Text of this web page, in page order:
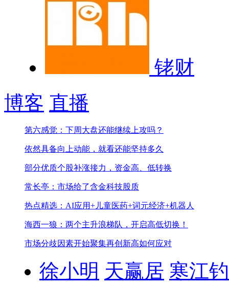
铑财
博客 直播
第六感觉：下周大盘还能继续上攻吗？
依然具备向上动能，就看还能坚持多久
部分优质个股补涨接力，资金高、低转换
常长亭：市场给了含金科技股质
热点精选：AI应用+儿童医药+词元经济+机器人
海西一狼：两个主升浪梯队，开启高低切换！
市场分歧因素开始聚集再创新高如何应对
徐小明 天赢居 寒江